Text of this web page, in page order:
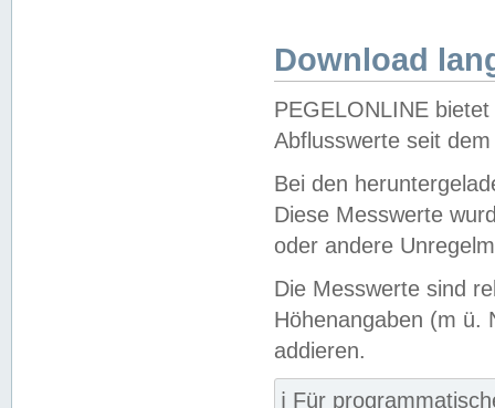
Download
PEGELONLINE
Abflusswerte seit
Bei den
Diese Messwerte
oder andere
Die Messwerte sind
Höhenangaben (m ü.
addieren.
ℹ️ Für